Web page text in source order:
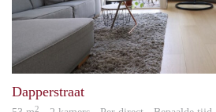
Dapperstraat
2